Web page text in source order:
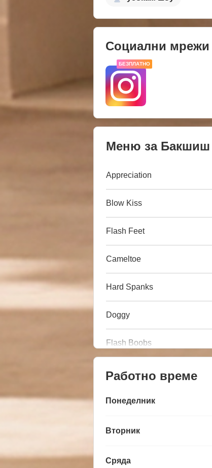
Социални мрежи
БЕЗПЛАТНО
Меню за Бакшиш
Appreciation
Blow Kiss
Flash Feet
Cameltoe
Hard Spanks
Doggy
Flash Boobs
Работно време
Понеделник
Вторник
Сряда